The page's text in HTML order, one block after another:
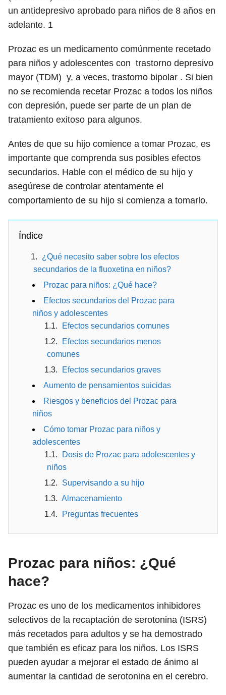
un antidepresivo aprobado para niños de 8 años en
adelante. 1
Prozac es un medicamento comúnmente recetado
para niños y adolescentes con trastorno depresivo
mayor (TDM) y, a veces, trastorno bipolar . Si bien
no se recomienda recetar Prozac a todos los niños
con depresión, puede ser parte de un plan de
tratamiento exitoso para algunos.
Antes de que su hijo comience a tomar Prozac, es
importante que comprenda sus posibles efectos
secundarios. Hable con el médico de su hijo y
asegúrese de controlar atentamente el
comportamiento de su hijo si comienza a tomarlo.
Índice
¿Qué necesito saber sobre los efectos
secundarios de la fluoxetina en niños?
Prozac para niños: ¿Qué hace?
Efectos secundarios del Prozac para
niños y adolescentes
Efectos secundarios comunes
Efectos secundarios menos
comunes
Efectos secundarios graves
Aumento de pensamientos suicidas
Riesgos y beneficios del Prozac para
niños
Cómo tomar Prozac para niños y
adolescentes
Dosis de Prozac para adolescentes y
niños
Supervisando a su hijo
Almacenamiento
Preguntas frecuentes
Prozac para niños: ¿Qué
hace?
Prozac es uno de los medicamentos inhibidores
selectivos de la recaptación de serotonina (ISRS)
más recetados para adultos y se ha demostrado
que también es eficaz para los niños. Los ISRS
pueden ayudar a mejorar el estado de ánimo al
aumentar la cantidad de serotonina en el cerebro.